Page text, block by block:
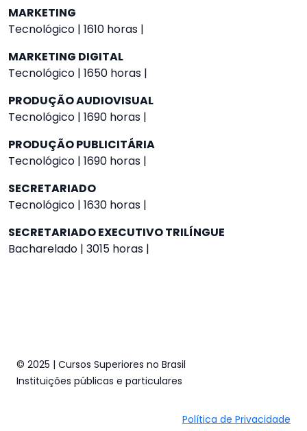
MARKETING
Tecnológico | 1610 horas |
MARKETING DIGITAL
Tecnológico | 1650 horas |
PRODUÇÃO AUDIOVISUAL
Tecnológico | 1690 horas |
PRODUÇÃO PUBLICITÁRIA
Tecnológico | 1690 horas |
SECRETARIADO
Tecnológico | 1630 horas |
SECRETARIADO EXECUTIVO TRILÍNGUE
Bacharelado | 3015 horas |
© 2025 | Cursos Superiores no Brasil
Instituições públicas e particulares
Política de Privacidade